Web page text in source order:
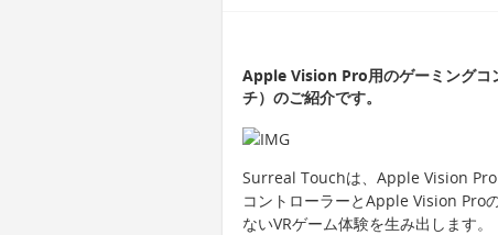
Apple Vision Pro用のゲーミングコ
チ）のご紹介です。
Surreal Touchは、Apple Vision Pro
コントローラーとApple Vision Pro
ないVRゲーム体験を生み出します。